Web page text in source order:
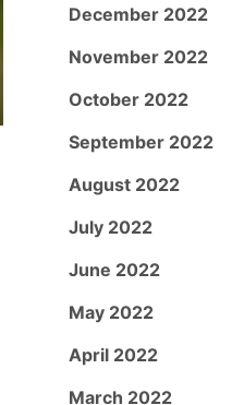
December 2022
November 2022
October 2022
September 2022
August 2022
July 2022
June 2022
May 2022
April 2022
March 2022